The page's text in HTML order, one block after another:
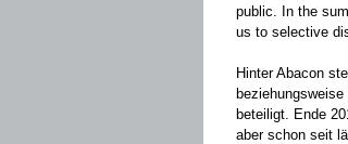
public. In the
us to selective
Hinter Abacon
beteiligt. Ende
aber schon seit